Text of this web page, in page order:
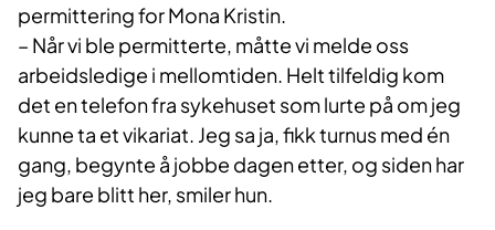
permittering for Mona Kristin.
– Når vi ble permitterte, måtte vi melde oss
arbeidsledige i mellomtiden. Helt tilfeldig kom
det en telefon fra sykehuset som lurte på om jeg
kunne ta et vikariat. Jeg sa ja, fikk turnus med én
gang, begynte å jobbe dagen etter, og siden har
jeg bare blitt her, smiler hun.